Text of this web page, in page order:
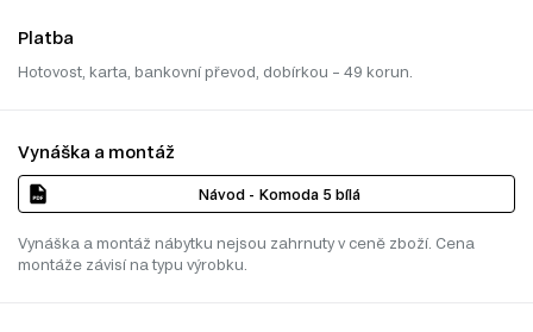
Platba
Hotovost, karta, bankovní převod, dobírkou – 49 korun.
Vynáška a montáž
Návod - Komoda 5 bílá
Vynáška a montáž nábytku nejsou zahrnuty v ceně zboží. Cena
montáže závisí na typu výrobku.